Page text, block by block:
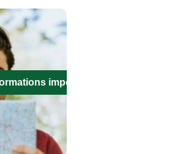
importantes